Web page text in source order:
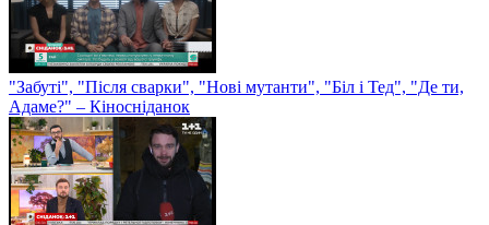
"Забуті", "Після сварки", "Нові мутанти", "Біл і Тед", "Де ти,
Адаме?" – Кіносніданок